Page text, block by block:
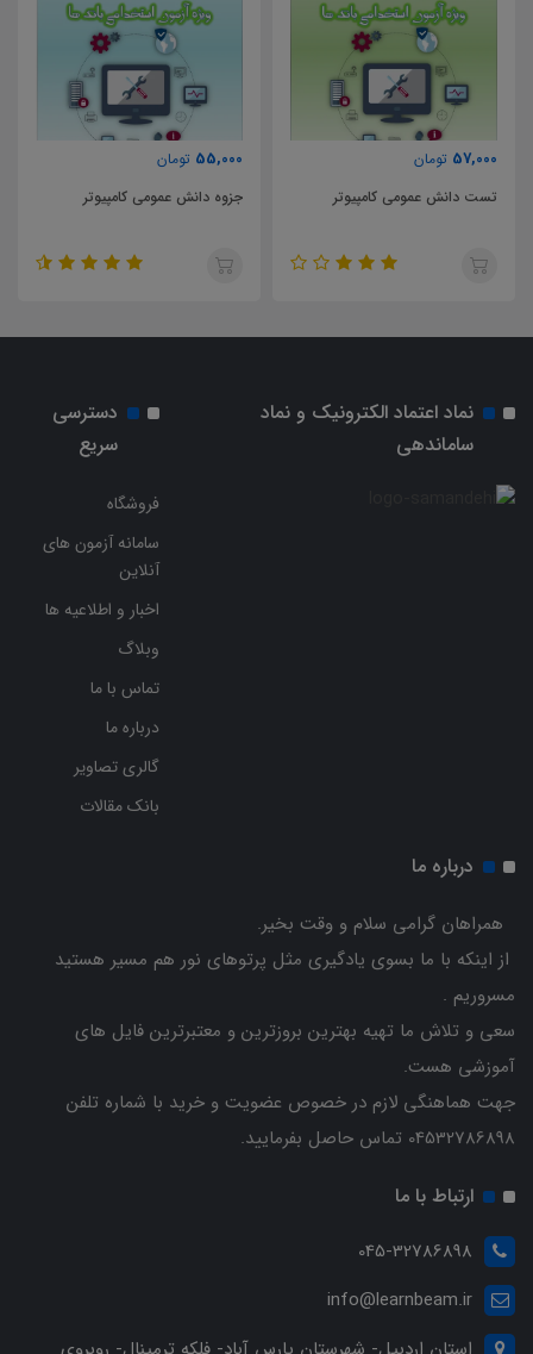
57,000 تومان
تست دانش عمومی کامپیوتر
55,000 تومان
جزوه دانش عمومی کامپیوتر
نماد اعتماد الکترونیک و نماد
ساماندهی
دسترسی
سریع
فروشگاه
سامانه آزمون های
آنلاین
اخبار و اطلاعیه ها
وبلاگ
تماس با ما
درباره ما
گالری تصاویر
بانک مقالات
درباره ما
همراهان گرامی سلام و وقت بخیر.
از اینکه با ما بسوی یادگیری مثل پرتوهای نور هم مسیر هستید
مسروریم .
سعی و تلاش ما تهیه بهترین بروزترین و معتبرترین فایل های
آموزشی هست.
جهت هماهنگی لازم در خصوص عضویت و خرید با شماره تلفن
04532786898 تماس حاصل بفرمایید.
ارتباط با ما
045-32786898
info@learnbeam.ir